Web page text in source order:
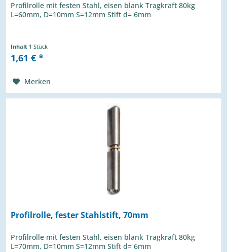
Profilrolle mit festen Stahl, eisen blank Tragkraft 80kg
L=60mm, D=10mm S=12mm Stift d= 6mm
Inhalt 1 Stück
1,61 € *
Merken
Profilrolle, fester Stahlstift, 70mm
Profilrolle mit festen Stahl, eisen blank Tragkraft 80kg
L=70mm, D=10mm S=12mm Stift d= 6mm